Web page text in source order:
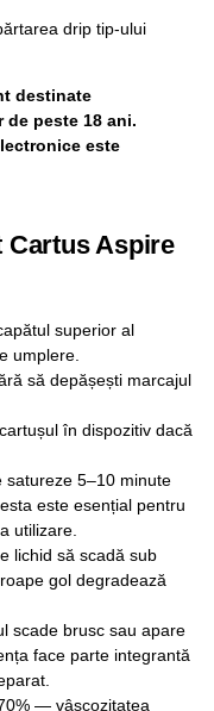
drip tip-ului
destinate
peste 18 ani.
este
Cartus Aspire
superior al
umplere.
să depășești marcajul
în dispozitiv dacă
satureze 5–10 minute
este esențial pentru
utilizare.
lichid să scadă sub
gol degradează
scade brusc sau apare
face parte integrantă
— vâscozitatea